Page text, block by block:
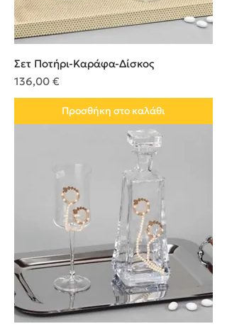
Σετ Ποτήρι-Καράφα-Δίσκος
Τιμή
136,00 €
Προσθήκη στο καλάθι